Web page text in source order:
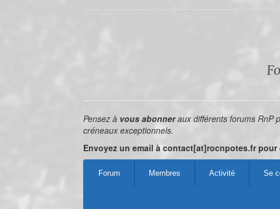
Pensez à vous abonneraux différents forums RnP
créneaux exceptionnels.
Envoyez un email à contact[at]rocnpotes.fr
Forum Membres Activité Se